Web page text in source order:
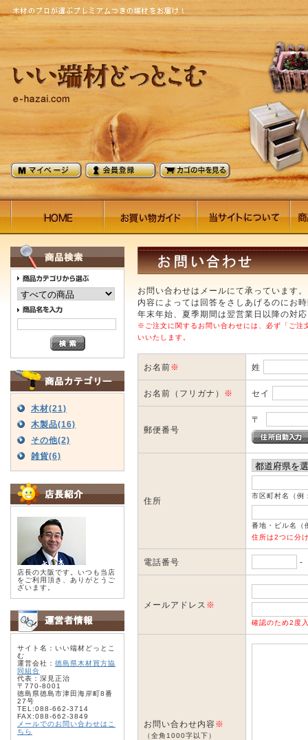
木材(21)
木製品(16)
その他(2)
雑貨(6)
店長の大阪です。いつも当店
をご利用頂き、ありがとうご
ざいます。
サイト名：いい端材どっとこ
む
運営会社： 徳島県木材買方協
同組合
代表：深見正治
〒770-8001
徳島県徳島市津田海岸町8番
27号
TEL:088-662-3714
FAX:088-662-3849
メールでのお問い合わせはこ
ちら
お問い合わせはメールにて承っています。
内容によっては回答をさしあげるのにお
年末年始、夏季期間は翌営業日以降の対
※ご注文に関するお問い合わせには、必ず「ご注
いいたします。
お名前※ 姓
お名前（フリガナ） ※ セイ
郵便番号
〒
住所
市区町村名（例
番地・ビル名（
住所は2つに分
電話番号 -
メールアドレス ※
確認のため2度
お問い合わせ内容※
（全角1000字以下）